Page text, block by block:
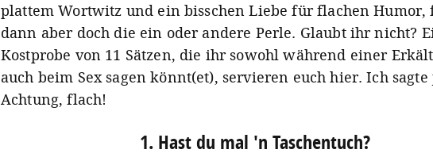
plattem Wortwitz und ein bisschen Liebe für flachen Humor,
dann aber doch die ein oder andere Perle. Glaubt ihr nicht?
Kostprobe von 11 Sätzen, die ihr sowohl während einer
auch beim Sex sagen könnt(et), servieren euch hier. Ich sagte
Achtung, flach!
1. Hast du mal 'n Taschentuch?